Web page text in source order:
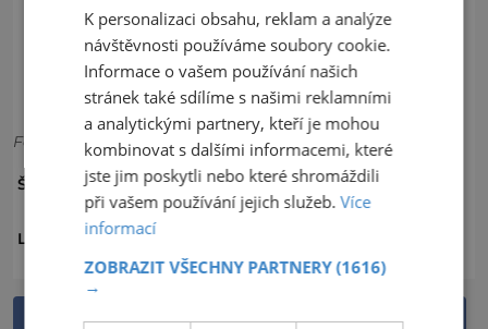
Foto: Lenka Korandová, foto: Shutterstock
ŠTÍTKY: ZIMA
LOKALITA: ČESKO
Sdílet na Facebooku
K personalizaci obsahu, reklam a analýze
návštěvnosti používáme soubory cookie.
Informace o vašem používání našich
stránek také sdílíme s našimi reklamními
a analytickými partnery, kteří je mohou
kombinovat s dalšími informacemi, které
jste jim poskytli nebo které shromáždili
při vašem používání jejich služeb.Více
informací
ZOBRAZIT VŠECHNY PARTNERY(1616)
→